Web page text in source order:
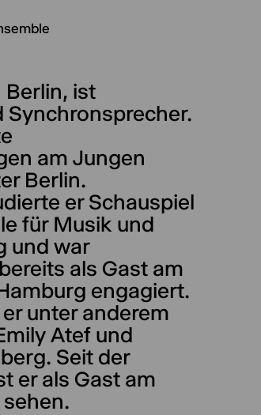
ist
Synchronsprecher.
am Jungen
Berlin.
er Schauspiel
für Musik und
und war
als Gast am
engagiert.
unter anderem
Atef und
Seit der
er als Gast am
sehen.